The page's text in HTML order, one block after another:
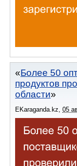
Более 50
продуктов
области
EKaraganda.kz 05